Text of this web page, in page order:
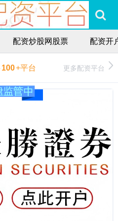
配资炒股网股票 配资开
100+平台 更多配资平台